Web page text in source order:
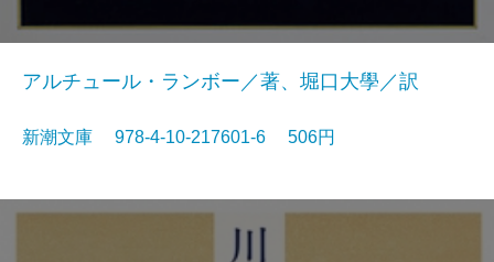
アルチュール・ランボー／著、堀口大學／訳
新潮文庫 978-4-10-217601-6 506円